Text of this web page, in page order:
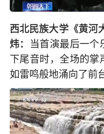
西北民族大学《黄河
炜： 当首演最后一个
下尾音时，全场的掌
如雷鸣般地涌向了前